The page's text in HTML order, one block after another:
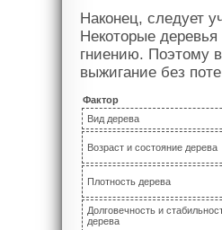
Наконец, следует
Некоторые
гниению. Поэтому
выжигание без
Фактор
Вид дерева
Возраст и состояние дерева
Плотность дерева
Долговечность и
дерева